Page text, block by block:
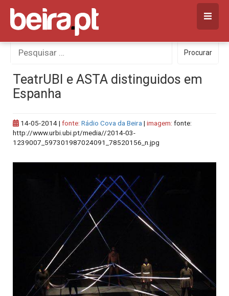
Skip
content
Procurar
por:
Procurar
TeatrUBI e ASTA distinguidos em
Espanha
14-05-2014| fonte: Rádio Cova da Beira | imagem: fonte:
http://www.urbi.ubi.pt/media//2014-03-
1239007_597301987024091_78520156_n.jpg